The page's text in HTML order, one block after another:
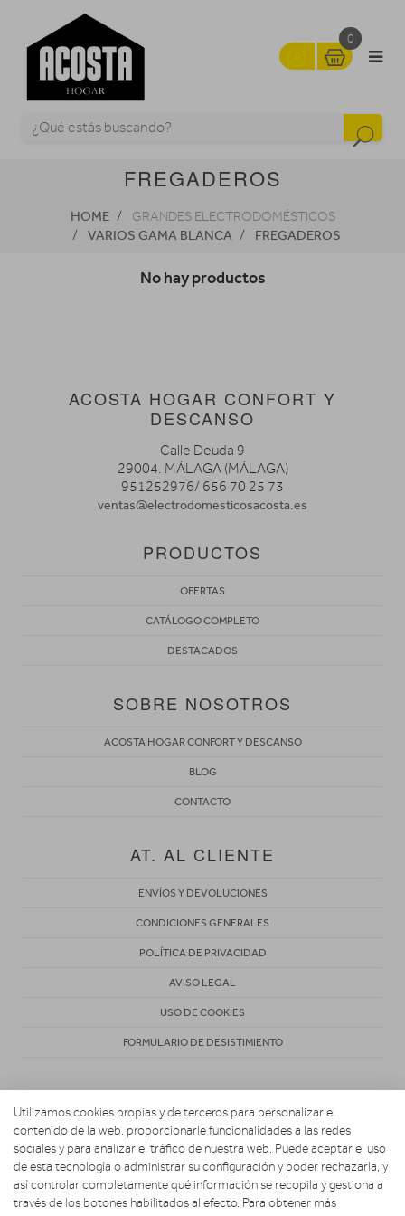
0
FREGADEROS
HOME GRANDES ELECTRODOMÉSTICOS
VARIOS GAMA BLANCA FREGADEROS
No hay productos
ACOSTA HOGAR CONFORT Y
DESCANSO
Calle Deuda 9
29004. MÁLAGA (MÁLAGA)
951252976/ 656 70 25 73
ventas@electrodomesticosacosta.es
PRODUCTOS
OFERTAS
CATÁLOGO COMPLETO
DESTACADOS
SOBRE NOSOTROS
ACOSTA HOGAR CONFORT Y DESCANSO
BLOG
CONTACTO
AT. AL CLIENTE
ENVÍOS Y DEVOLUCIONES
CONDICIONES GENERALES
POLÍTICA DE PRIVACIDAD
AVISO LEGAL
USO DE COOKIES
FORMULARIO DE DESISTIMIENTO
Copyright 2026. ACOSTA HOGAR CONFORT Y DESCANSO
Utilizamos cookies propias y de terceros para personalizar el
contenido de la web, proporcionarle funcionalidades a las redes
sociales y para analizar el tráfico de nuestra web. Puede aceptar el uso
de esta tecnología o administrar su configuración y poder rechazarla, y
así controlar completamente qué información se recopila y gestiona a
través de los botones habilitados al efecto. Para obtener más